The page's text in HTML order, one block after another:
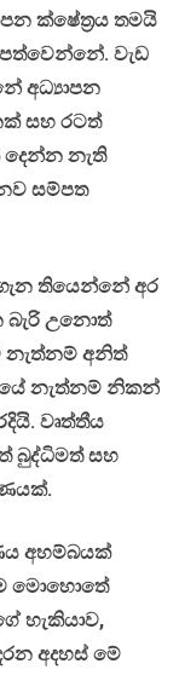
ක්ෂේත්‍රය තමයි
වැඩ
අධ්‍යාපන
සහ රටත්
නැති
සම්පත
තියෙන්නේ අර
බැරි උනොත්
අනිත්
නැත්නම් නිකන්
වෘත්තීය
බුද්ධිමත් සහ
අහම්බයක්
මොහොතේ
හැකියාව,
අදහස් මේ